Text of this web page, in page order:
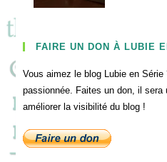
FAIRE UN DON À LUBIE
Vous aimez le blog Lubie en
passionnée. Faites un don, il
améliorer la visibilité du blog !